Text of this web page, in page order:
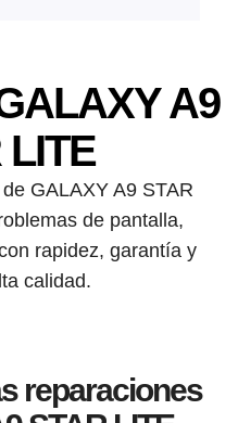
A9
LITE
GALAXY A9 STAR
de pantalla,
rapidez, garantía y
calidad.
reparaciones